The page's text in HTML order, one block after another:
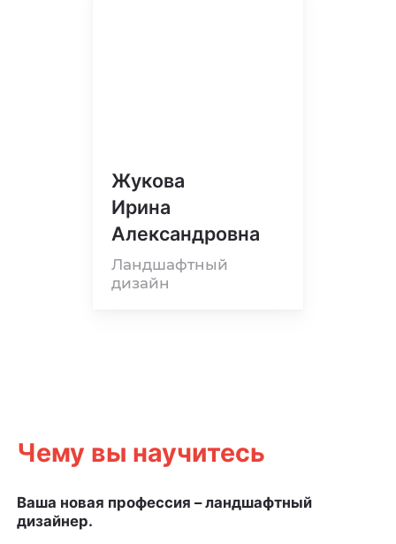
Жукова
Ирина
Александровна
Ландшафтный
дизайн
Чему вы научитесь
Ваша новая профессия – ландшафтный
дизайнер.